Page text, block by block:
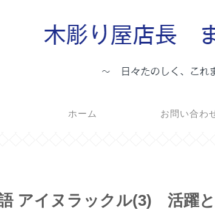
ホーム お問い合わ
アイヌラックル(3) 活躍